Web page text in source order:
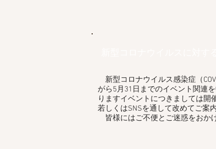
新型コロナウイルス感染症（
がら5月31日までのイベント関連
りますイベントにつきましては開
若しくはSNSを通して改めてご案
皆様にはご不便とご迷惑をおか